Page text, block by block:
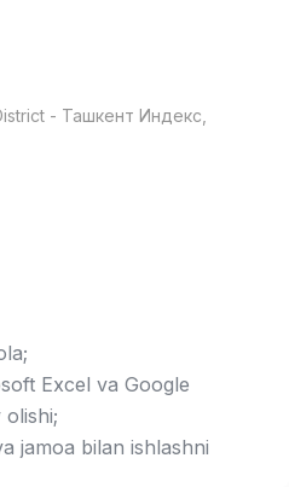
Новая
- Ташкент Индекс,
Excel va Google
olishi;
jamoa bilan ishlashni
Компании Профиль